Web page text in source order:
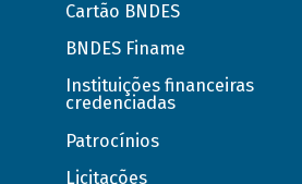
Cartão BNDES
BNDES Finame
Instituições financeiras
credenciadas
Patrocínios
Licitações